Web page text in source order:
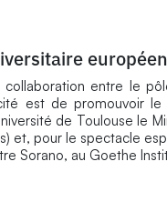
entre le
est de promouvoir
de Toulouse le
et, pour le spectacle
Sorano, au Goethe